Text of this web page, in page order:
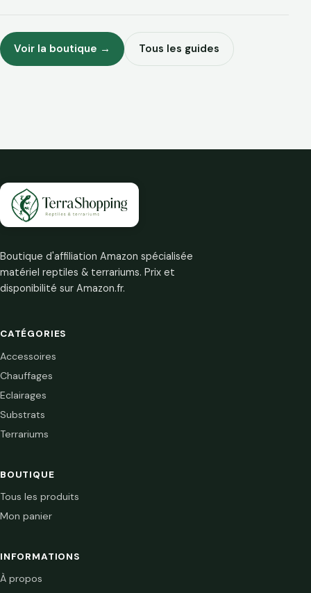
Voir la boutique → Tous les guides
Boutique d'affiliation Amazon spécialisée
matériel reptiles & terrariums. Prix et
disponibilité sur Amazon.fr.
CATÉGORIES
Accessoires
Chauffages
Eclairages
Substrats
Terrariums
BOUTIQUE
Tous les produits
Mon panier
INFORMATIONS
À propos